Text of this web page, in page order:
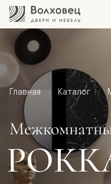
Главная Каталог